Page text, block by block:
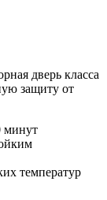
дверь класса
защиту от
минут
температур